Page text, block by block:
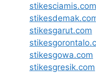
stikesciamis.com
stikesgarut.com
stikesgowa.com
stikesgresik.com